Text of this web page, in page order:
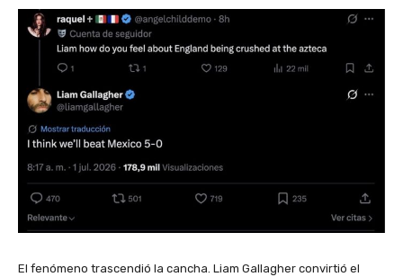
El fenómeno trascendió la cancha. Liam Gallagher convirtió el